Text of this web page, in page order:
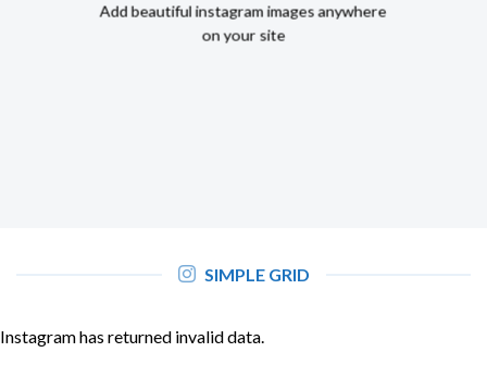
Add beautiful instagram images anywhere
on your site
SIMPLE GRID
Instagram has returned invalid data.